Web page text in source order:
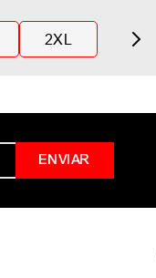
2XL
ENVIAR